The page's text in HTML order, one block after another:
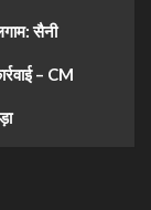
सैनी
– CM